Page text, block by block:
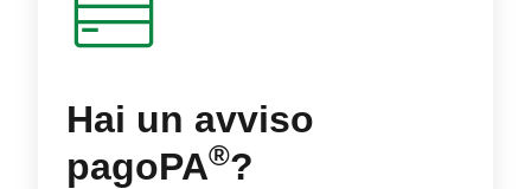
Hai un avviso
pagoPA®?